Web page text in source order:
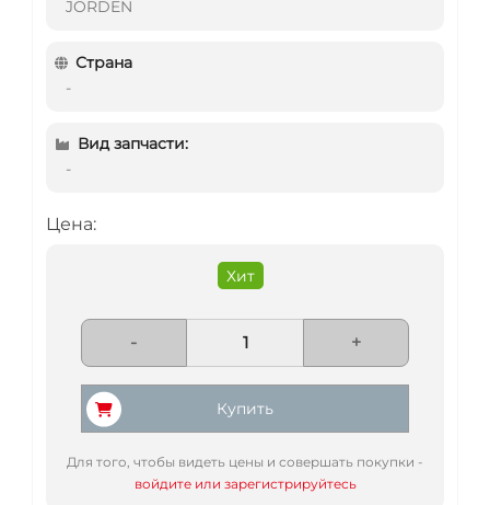
JORDEN
Страна
-
Вид запчасти:
-
Цена:
Хит
- +
Купить
Для того, чтобы видеть цены и совершать покупки -
войдите или зарегистрируйтесь